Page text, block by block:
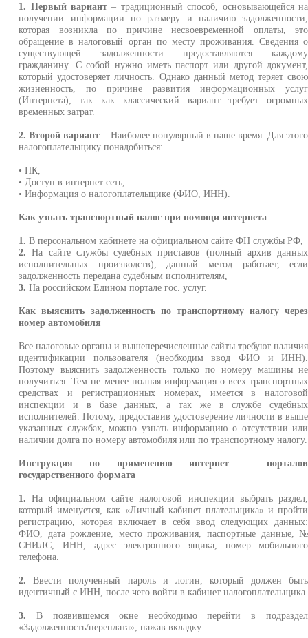
1. Первый вариант – традиционный способ, основывающейся на
получении информации по размеру и наличию задолженности,
которая возникла по причине несвоевременной оплаты, это
обращение в налоговый орган по месту проживания. Сведения о
существующей задолженности предоставляются каждому
гражданину. С собой нужно иметь паспорт или другой документ,
который удостоверяет личность. Однако данный метод теряет свою
жизненность, по причине развития информационных услуг
(Интернета), так как классический вариант требует огромных
временных затрат.
2. Второй вариант – Наиболее популярный в наше время. Для этого
налогоплательщику понадобиться:
• ПК,
• Доступ в интернет сеть,
• Информация о налогоплательщике (ФИО, ИНН).
Как узнать транспортный налог при помощи интернета
1. В персональном кабинете на официальном сайте ФН службы РФ,
2. На сайте службы судебных приставов (полный архив данных
исполнительных производств), данный метод работает, если
задолженность передана судебным исполнителям,
3. На российском Едином портале гос. услуг.
Как выяснить задолженность по транспортному налогу через
номер автомобиля
Все налоговые органы и вышеперечисленные сайты требуют наличия
идентификации пользователя (необходим ввод ФИО и ИНН).
Поэтому выяснить задолженность только по номеру машины не
получиться. Тем не менее полная информация о всех транспортных
средствах и регистрационных номерах, имеется в налоговой
инспекции и в базе данных, а так же в службе судебных
исполнителей. Потому, предоставив удостоверение личности в выше
указанных службах, можно узнать информацию о отсутствии или
наличии долга по номеру автомобиля или по транспортному налогу.
Инструкция по применению интернет – порталов
государственного формата
1. На официальном сайте налоговой инспекции выбрать раздел,
который именуется, как «Личный кабинет плательщика» и пройти
регистрацию, которая включает в себя ввод следующих данных:
ФИО, дата рождение, место проживания, паспортные данные, №
СНИЛС, ИНН, адрес электронного ящика, номер мобильного
телефона.
2. Ввести полученный пароль и логин, который должен быть
идентичный с ИНН, после чего войти в кабинет налогоплательщика.
3. В появившемся окне необходимо перейти в подраздел
«Задолженность/переплата», нажав вкладку.